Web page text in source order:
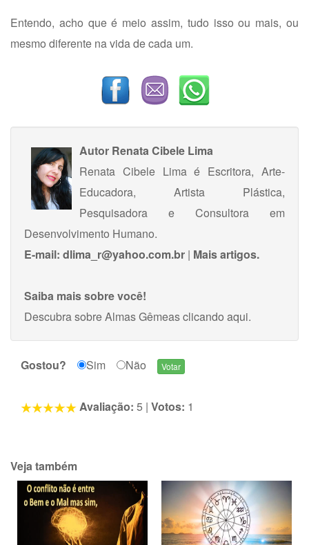
Entendo, acho que é meio assim, tudo isso ou mais, ou
mesmo diferente na vida de cada um.
Autor Renata Cibele Lima
Renata Cibele Lima é Escritora, Arte-
Educadora, Artista Plástica,
Pesquisadora e Consultora em
Desenvolvimento Humano.
E-mail: dlima_r@yahoo.com.br | Mais artigos.
Saiba mais sobre você!
Descubra sobre Almas Gêmeasclicando aqui.
Gostou? Sim Não
Avaliação: 5 | Votos: 1
Veja também